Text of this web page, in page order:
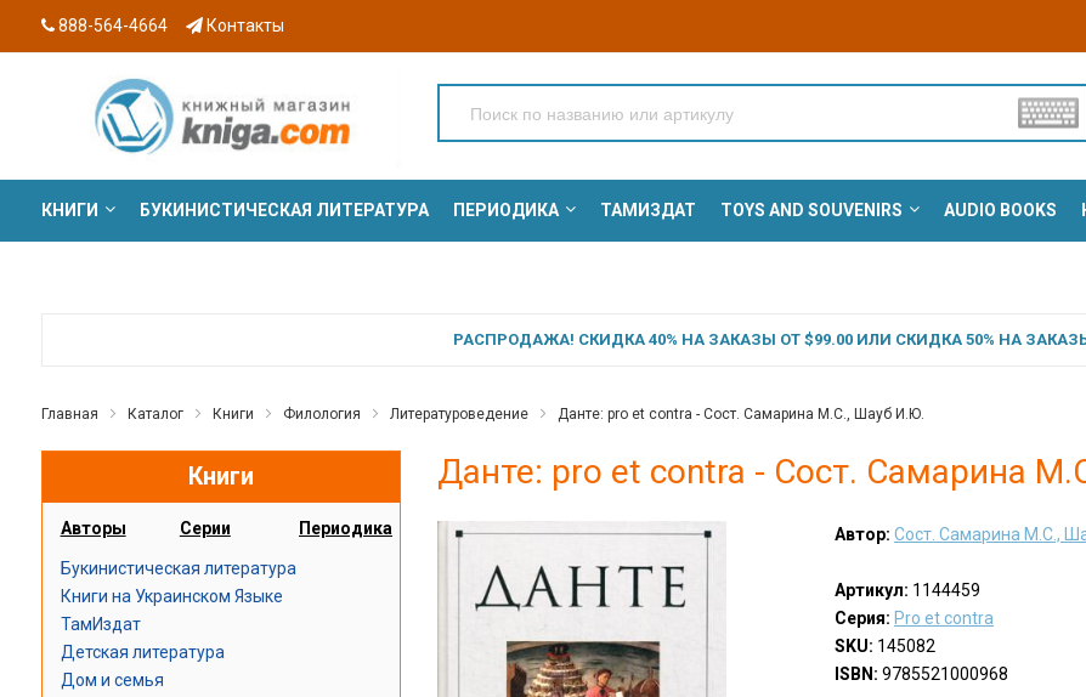
888-564-4664 Контакты
КНИГИ БУКИНИСТИЧЕСКАЯ ЛИТЕРАТУРА ПЕРИОДИКА ТАМИЗДАТ TOYS AND SOUVENIRS AUDIO BOOKS
РАСПРОДАЖА! СКИДКА 40% НА ЗАКАЗЫ ОТ $99.00 ИЛИ СКИДКА 50% НА
Главная Каталог Книги Филология Литературоведение Данте: pro et contra - Сост. Самарина М.С., Шауб И.Ю.
Книги
Авторы Серии Периодика
Букинистическая литература
Книги на Украинском Языке
ТамИздат
Детская литература
Дом и семья
Данте: pro et contra - Сост. Самарина
Автор: Сост. Самарина М.С.,
Артикул: 1144459
Серия: Pro et contra
SKU: 145082
ISBN: 9785521000968